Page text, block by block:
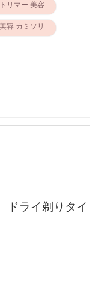
トリマー 美容
美容 カミソリ
ドライ剃りタイ